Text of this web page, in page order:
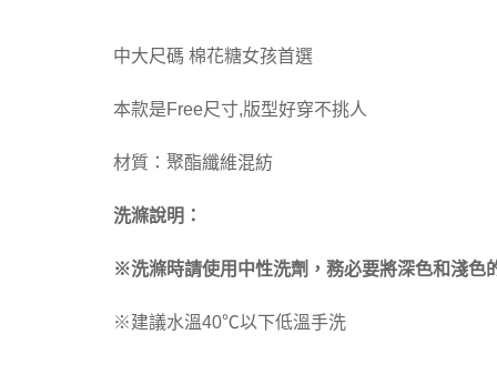
中大尺碼 棉花糖女孩首選
本款是Free尺寸,版型好穿不挑人
材質：聚酯纖維混紡
洗滌說明：
※洗滌時請使用中性洗劑，務必要將深色和淺色
※建議水溫40℃以下低溫手洗